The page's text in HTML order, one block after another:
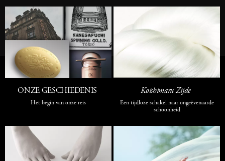
ONZE GESCHIEDENIS
Het begin van onze reis
Koishimaru Zijde
Een tijdloze schakel naar ongeëvenaarde
schoonheid